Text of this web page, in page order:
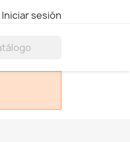
Iniciar sesión